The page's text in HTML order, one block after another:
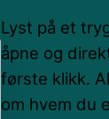
Lyst på et
åpne og
første klikk.
om hvem du